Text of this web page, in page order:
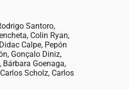
Santoro,
Colin Ryan,
Calpe, Pepón
Gonçalo Diniz,
Goenaga,
Scholz, Carlos